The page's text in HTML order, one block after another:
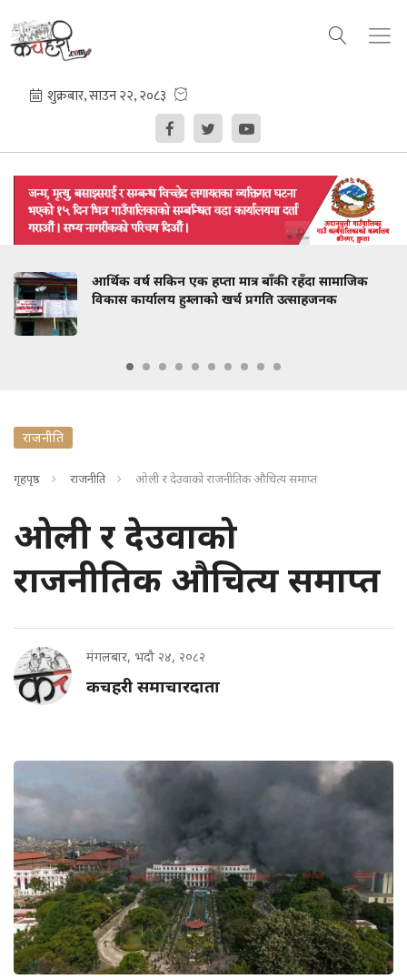
आर्थिक वर्ष सकिन एक हप्ता मात्र बाँकी रहँदा सामाजिक
विकास कार्यालय हुम्लाको खर्च प्रगति उत्साहजनक
राजनीति
गृहपृष्ठ राजनीति ओली र देउवाको राजनीतिक औचित्य समाप्त
ओली र देउवाको
राजनीतिक औचित्य समाप्त
मंगलबार, भदौ २४, २०८२
कचहरी समाचारदाता